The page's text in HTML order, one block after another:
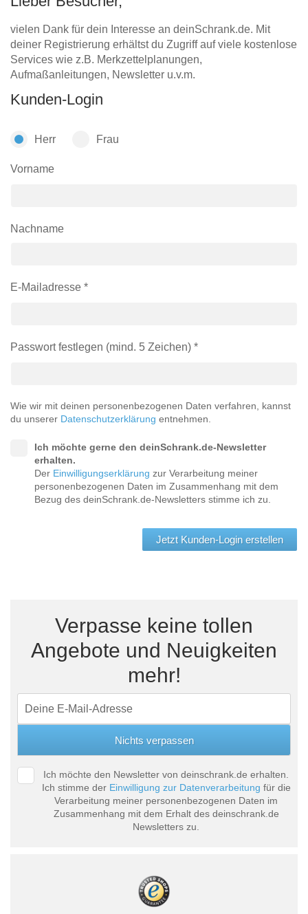
Schuhschrank
Hängeschrank
Kommode
TV-Möbel
Sideboard
aus
Massivholz
Badregal
SpiegelschrankPolstermöbel
Sofa
Küche
vielen Dank für dein Interesse an deinSchrank.de. Mit
deiner Registrierung erhältst du Zugriff auf viele kostenlose
Services wie z.B. Merkzettelplanungen,
Aufmaßanleitungen, Newsletter u.v.m.
Kunden-Login
Herr Frau
Vorname
Nachname
E-Mailadresse *
Passwort festlegen (mind. 5 Zeichen) *
Wie wir mit deinen personenbezogenen Daten verfahren, kannst
du unserer Datenschutzerklärung entnehmen.
Ich möchte gerne den deinSchrank.de-Newsletter
erhalten.
Der Einwilligungserklärung zur Verarbeitung meiner
personenbezogenen Daten im Zusammenhang mit dem
Bezug des deinSchrank.de-Newsletters stimme ich zu.
Jetzt Kunden-Login erstellen
Verpasse keine tollen
Angebote und Neuigkeiten
mehr!
Ich möchte den Newsletter von deinschrank.de erhalten.
Ich stimme der Einwilligung zur Datenverarbeitung für die
Verarbeitung meiner personenbezogenen Daten im
Zusammenhang mit dem Erhalt des deinschrank.de
Newsletters zu.
Fronten renovieren
Für Dachschrägen
Schiebetüren
Sofas & Schlafsofas
Vitrinen
White Living